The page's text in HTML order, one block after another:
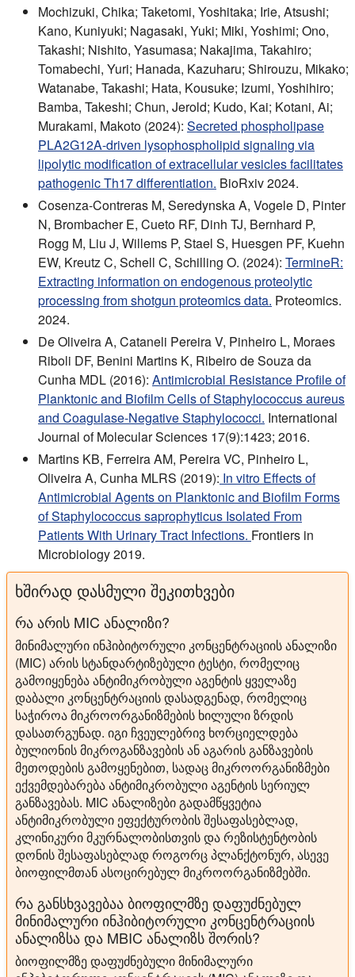
Mochizuki, Chika; Taketomi, Yoshitaka; Irie, Atsushi;
Kano, Kuniyuki; Nagasaki, Yuki; Miki, Yoshimi; Ono,
Takashi; Nishito, Yasumasa; Nakajima, Takahiro;
Tomabechi, Yuri; Hanada, Kazuharu; Shirouzu, Mikako;
Watanabe, Takashi; Hata, Kousuke; Izumi, Yoshihiro;
Bamba, Takeshi; Chun, Jerold; Kudo, Kai; Kotani, Ai;
Murakami, Makoto (2024): Secreted phospholipase
PLA2G12A-driven lysophospholipid signaling via
lipolytic modification of extracellular vesicles facilitates
pathogenic Th17 differentiation. BioRxiv 2024.
Cosenza-Contreras M, Seredynska A, Vogele D, Pinter
N, Brombacher E, Cueto RF, Dinh TJ, Bernhard P,
Rogg M, Liu J, Willems P, Stael S, Huesgen PF, Kuehn
EW, Kreutz C, Schell C, Schilling O. (2024): TermineR:
Extracting information on endogenous proteolytic
processing from shotgun proteomics data. Proteomics.
2024.
De Oliveira A, Cataneli Pereira V, Pinheiro L, Moraes
Riboli DF, Benini Martins K, Ribeiro de Souza da
Cunha MDL (2016): Antimicrobial Resistance Profile of
Planktonic and Biofilm Cells of Staphylococcus aureus
and Coagulase-Negative Staphylococci. International
Journal of Molecular Sciences 17(9):1423; 2016.
Martins KB, Ferreira AM, Pereira VC, Pinheiro L,
Oliveira A, Cunha MLRS (2019): In vitro Effects of
Antimicrobial Agents on Planktonic and Biofilm Forms
of Staphylococcus saprophyticus Isolated From
Patients With Urinary Tract Infections. Frontiers in
Microbiology 2019.
ხშირად დასმული შეკითხვები
რა არის MIC ანალიზი?
მინიმალური ინჰიბიტორული კონცენტრაციის ანალიზი
(MIC) არის სტანდარტიზებული ტესტი, რომელიც
გამოიყენება ანტიმიკრობული აგენტის ყველაზე
დაბალი კონცენტრაციის დასადგენად, რომელიც
საჭიროა მიკროორგანიზმების ხილული ზრდის
დასათრგუნად. იგი ჩვეულებრივ ხორციელდება
ბულიონის მიკროგანზავების ან აგარის განზავების
მეთოდების გამოყენებით, სადაც მიკროორგანიზმები
ექვემდებარება ანტიმიკრობული აგენტის სერიულ
განზავებას. MIC ანალიზები გადამწყვეტია
ანტიმიკრობული ეფექტურობის შესაფასებლად,
კლინიკური მკურნალობისთვის და რეზისტენტობის
დონის შესაფასებლად როგორც პლანქტონურ, ასევე
ბიოფილმთან ასოცირებულ მიკროორგანიზმებში.
რა განსხვავებაა ბიოფილმზე დაფუძნებულ
მინიმალური ინჰიბიტორული კონცენტრაციის
ანალიზსა და MBIC ანალიზს შორის?
ბიოფილმზე დაფუძნებული მინიმალური